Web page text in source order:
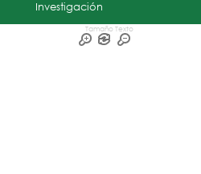
Investigación
Tamaño Texto